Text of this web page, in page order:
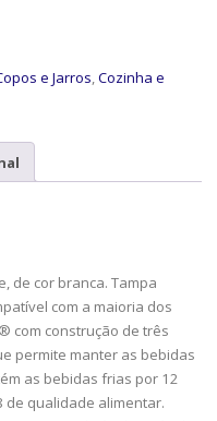
e Jarros,Cozinha e
de cor branca. Tampa
com a maioria dos
com construção de três
permite manter as bebidas
as bebidas frias por 12
de qualidade alimentar.